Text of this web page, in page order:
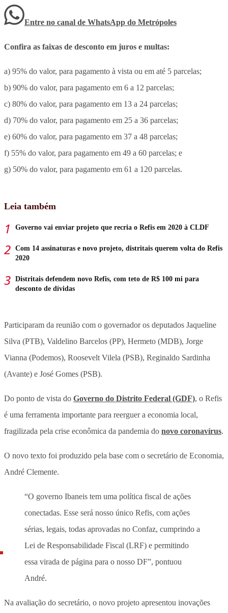
Entre no canal de WhatsApp do Metrópoles
Confira as faixas de desconto em juros e multas:
a) 95% do valor, para pagamento à vista ou em até 5 parcelas;
b) 90% do valor, para pagamento em 6 a 12 parcelas;
c) 80% do valor, para pagamento em 13 a 24 parcelas;
d) 70% do valor, para pagamento em 25 a 36 parcelas;
e) 60% do valor, para pagamento em 37 a 48 parcelas;
f) 55% do valor, para pagamento em 49 a 60 parcelas; e
g) 50% do valor, para pagamento em 61 a 120 parcelas.
Leia também
Governo vai enviar projeto que recria o Refis em 2020 à CLDF
Com 14 assinaturas e novo projeto, distritais querem volta do Refis
2020
Distritais defendem novo Refis, com teto de R$ 100 mi para
desconto de dívidas
Participaram da reunião com o governador os deputados Jaqueline
Silva (PTB), Valdelino Barcelos (PP), Hermeto (MDB), Jorge
Vianna (Podemos), Roosevelt Vilela (PSB), Reginaldo Sardinha
(Avante) e José Gomes (PSB).
Do ponto de vista do Governo do Distrito Federal (GDF), o Refis
é uma ferramenta importante para reerguer a economia local,
fragilizada pela crise econômica da pandemia do novo coronavírus.
O novo texto foi produzido pela base com o secretário de Economia,
André Clemente.
“O governo Ibaneis tem uma política fiscal de ações
conectadas. Esse será nosso único Refis, com ações
sérias, legais, todas aprovadas no Confaz, cumprindo a
Lei de Responsabilidade Fiscal (LRF) e permitindo
essa virada de página para o nosso DF”, pontuou
André.
Na avaliação do secretário, o novo projeto apresentou inovações